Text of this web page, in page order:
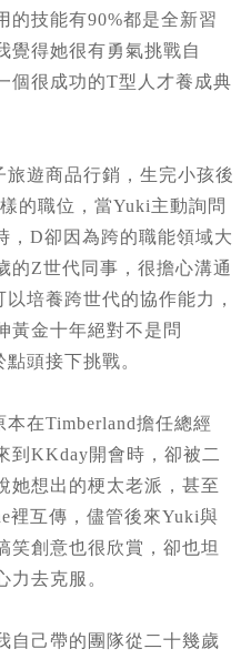
的技能有90%都是全新習
覺得她很有勇氣挑戰自
個很成功的T型人才養成典
遊商品行銷，生完小孩後
的職位，當Yuki主動詢問
，D卻因為跨的職能領域大
的Z世代同事，很擔心溝通
培養跨世代的協作能力，
黃金十年絕對不是問
頭接下挑戰。
在Timberland擔任總經
到KKday開會時，卻被二
她想出的梗太老派，甚至
裡互傳，儘管後來Yuki與
笑創意也很欣賞，卻也坦
力去克服。
自己帶的團隊從二十幾歲